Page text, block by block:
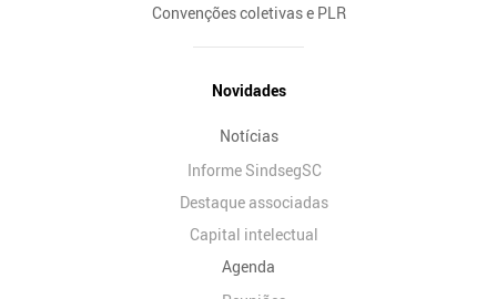
Convenções coletivas e PLR
Novidades
Notícias
Informe SindsegSC
Destaque associadas
Capital intelectual
Agenda